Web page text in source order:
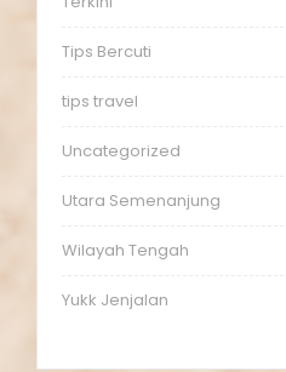
Tips Bercuti
tips travel
Uncategorized
Utara Semenanjung
Wilayah Tengah
Yukk Jenjalan